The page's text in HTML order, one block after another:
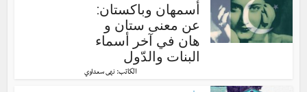
أسمهان وباكستان:
عن معنى ستان و
هان في آخر أسماء
البنات والدّول
الكاتب: نهى سعداوي